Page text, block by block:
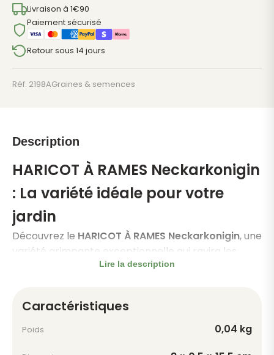
graines
Livraison à 1€90
Paiement sécurisé
Retour sous 14 jours
Réf. 2198AGraines & semences
Description
HARICOT À RAMES Neckarkonigin
: La variété idéale pour votre
jardin
Découvrez le HARICOT À RAMES Neckarkonigin, une
variété grimpante exceptionnelle qui ravira les
jardiniers en quête de productivité et de qualité.
sa capacité à offrir un excellent rendement, même
dans des conditions climatiques difficiles.
Caractéristiques principales
longues gousses fines
Lire la description
Caractéristiques
Poids 0,04 kg